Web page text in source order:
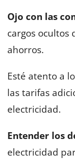
Ojo con las
cargos ocultos
ahorros.
Esté atento a
las tarifas
electricidad.
Entender los
electricidad